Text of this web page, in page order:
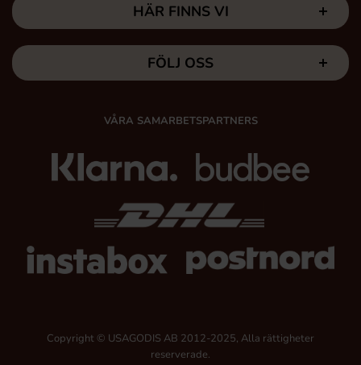
HÄR FINNS VI
FÖLJ OSS
VÅRA SAMARBETSPARTNERS
Copyright © USAGODIS AB 2012-2025, Alla rättigheter
reserverade.